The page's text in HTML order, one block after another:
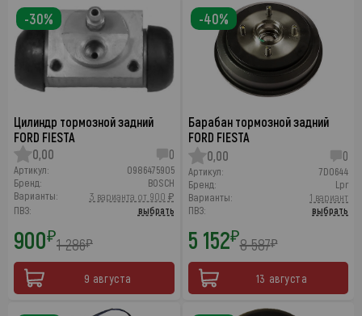
Цилиндр тормозной задний
FORD FIESTA
0,00
0
Артикул:
0986475905
Бренд:
BOSCH
Варианты:
3 варианта от 900 ₽
ПВЗ:
выбрать
900₽1 286₽
9 августа
-30%
Барабан тормозной задний
FORD FIESTA
0,00
0
Артикул:
7D0644
Бренд:
Lpr
Варианты:
1 вариант
ПВЗ:
выбрать
5 152₽8 587₽
13 августа
-40%